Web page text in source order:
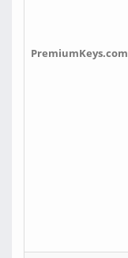
PremiumKeys.com